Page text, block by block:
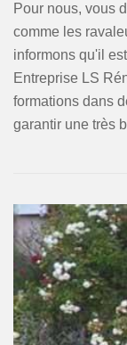
Pour nous, vous
comme les
informons qu'il
Entreprise LS
formations dans
garantir une très